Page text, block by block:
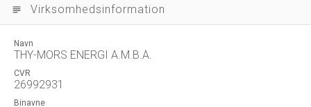
subject Virksomhedsinformation
Navn
THY-MORS ENERGI A.M.B.A.
CVR
26992931
Binavne